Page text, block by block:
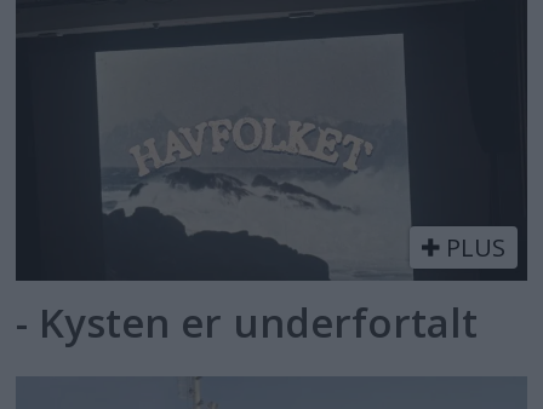
PLUS
- Kysten er underfortalt